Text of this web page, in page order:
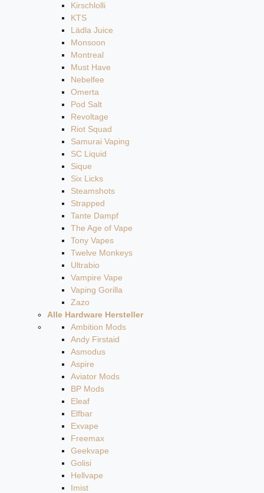
Kirschlolli
KTS
Lädla Juice
Monsoon
Montreal
Must Have
Nebelfee
Omerta
Pod Salt
Revoltage
Riot Squad
Samurai Vaping
SC Liquid
Sique
Six Licks
Steamshots
Strapped
Tante Dampf
The Age of Vape
Tony Vapes
Twelve Monkeys
Ultrabio
Vampire Vape
Vaping Gorilla
Zazo
Alle Hardware Hersteller
Ambition Mods
Andy Firstaid
Asmodus
Aspire
Aviator Mods
BP Mods
Eleaf
Elfbar
Exvape
Freemax
Geekvape
Golisi
Hellvape
Imist